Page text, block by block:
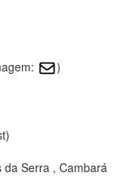
)
da Serra , Cambará